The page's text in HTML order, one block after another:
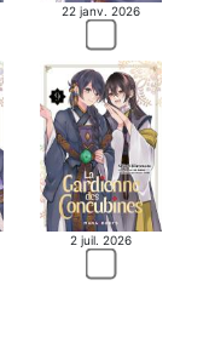
22 janv. 2026
2 juil. 2026